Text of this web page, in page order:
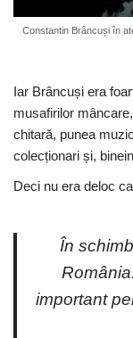
Constantin Brâncuși în
Iar Brâncuși era
musafirilor
chitară, punea
colecționari și,
Deci nu era deloc
În
important